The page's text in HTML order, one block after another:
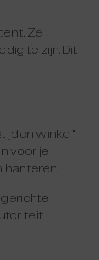
Ze
te zijn. Dit
winkel”
voor je
hanteren.